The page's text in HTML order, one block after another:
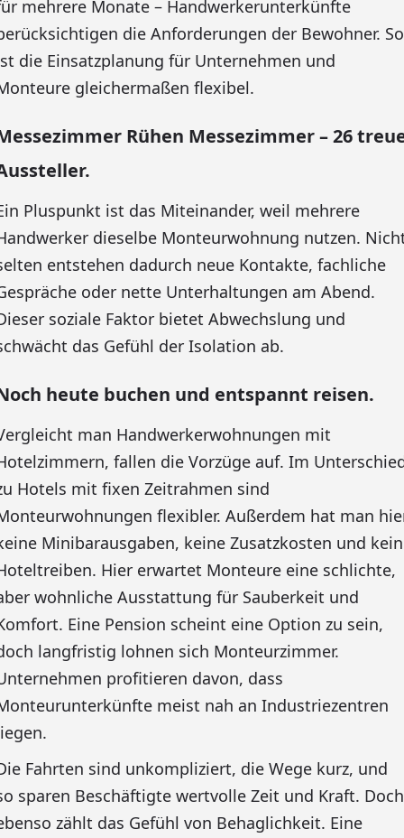
mehrere Monate – Handwerkerunterkünfte
die Anforderungen der Bewohner. So
die Einsatzplanung für Unternehmen und
gleichermaßen flexibel.
Rühen Messezimmer – 26
Pluspunkt ist das Miteinander, weil mehrere
dieselbe Monteurwohnung nutzen.
entstehen dadurch neue Kontakte, fachliche
oder nette Unterhaltungen am Abend.
soziale Faktor bietet Abwechslung und
das Gefühl der Isolation ab.
heute buchen und entspannt reisen.
man Handwerkerwohnungen mit
fallen die Vorzüge auf. Im
Hotels mit fixen Zeitrahmen sind
flexibler. Außerdem hat man
Minibarausgaben, keine Zusatzkosten und kein
Hier erwartet Monteure eine schlichte,
wohnliche Ausstattung für Sauberkeit und
Eine Pension scheint eine Option zu sein,
langfristig lohnen sich Monteurzimmer.
profitieren davon, dass
meist nah an Industriezentren
Fahrten sind unkompliziert, die Wege kurz, und
sparen Beschäftigte wertvolle Zeit und Kraft. Doch
zählt das Gefühl von Behaglichkeit. Eine